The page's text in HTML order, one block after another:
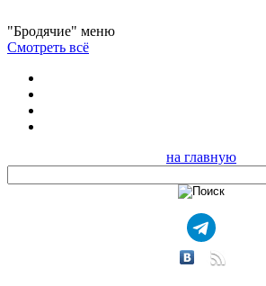
"Бродячие" меню
Смотреть всё
на главную